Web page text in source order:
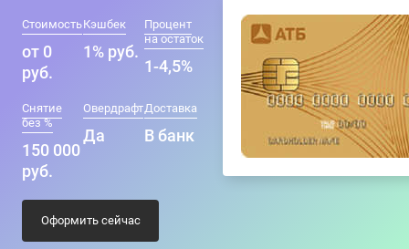
Стоимость
от 0
руб.
Кэшбек
1% руб.
Процент
на остаток
1-4,5%
Снятие
без %
150 000
руб.
Овердрафт
Да
Доставка
В банк
Оформить сейчас